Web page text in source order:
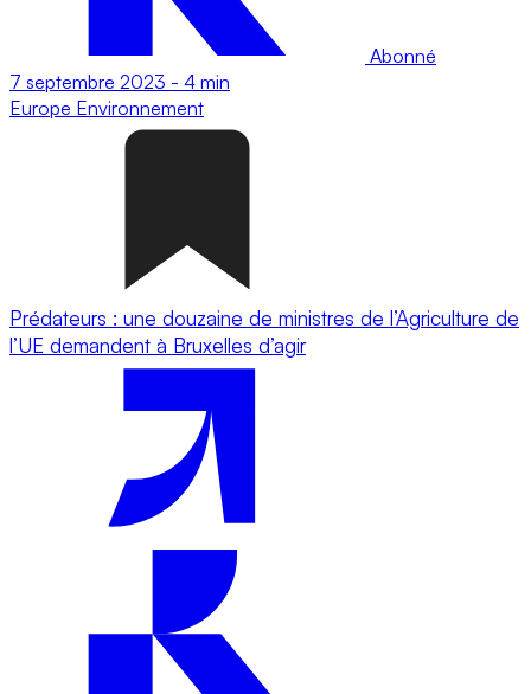
Abonné
7 septembre 2023 - 4 min
Europe Environnement
Prédateurs : une douzaine de ministres de l’Agriculture de
l’UE demandent à Bruxelles d’agir